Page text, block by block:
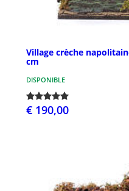
Village crèche
cm
DISPONIBLE
€ 190,00